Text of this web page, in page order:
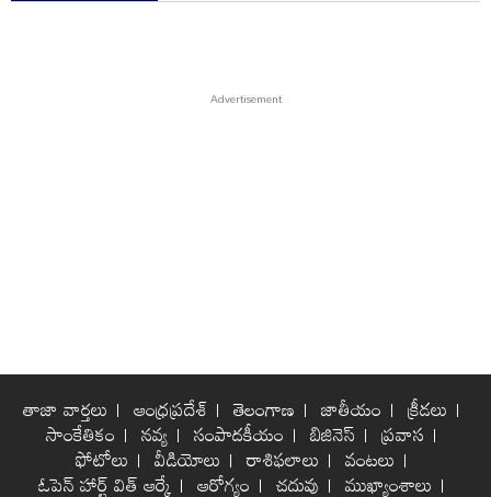
తాజా వార్తలు ఆంధ్రప్రదేశ్ తెలంగాణ జాతీయం క్రీడలు
సాంకేతికం నవ్య సంపాదకీయం బిజినెస్ ప్రవాస
ఫోటోలు వీడియోలు రాశిఫలాలు వంటలు
ఓపెన్ హార్ట్ విత్ ఆర్కే ఆరోగ్యం చదువు ముఖ్యాంశాలు